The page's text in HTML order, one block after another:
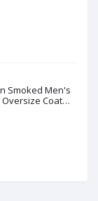
Smoked Men's
Coat